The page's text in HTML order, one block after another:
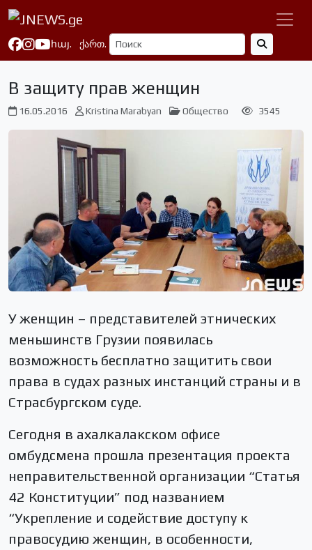
հայ. ქართ.
В защиту прав женщин
16.05.2016 Kristina Marabyan Общество 3545
У женщин – представителей этнических
меньшинств Грузии появилась
возможность бесплатно защитить свои
права в судах разных инстанций страны и в
Страсбургском суде.
Сегодня в ахалкалакском офисе
омбудсмена прошла презентация проекта
неправительственной организации “Статья
42 Конституции” под названием
“Укрепление и содействие доступу к
правосудию женщин, в особенности,